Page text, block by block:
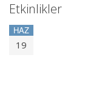
Etkinlikler
HAZ
19